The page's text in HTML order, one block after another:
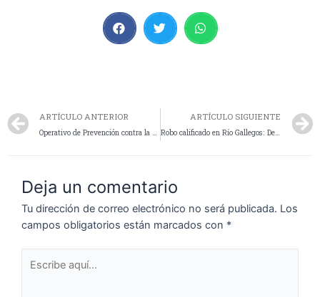
ARTÍCULO ANTERIOR
Operativo de Prevención contra la Trata de Personas en Panaderías de jurisdicción Comisarias Cuarta y Quinta
ARTÍCULO SIGUIENTE
Robo calificado en Río Gallegos: Detienen a un sospechoso
Deja un comentario
Tu dirección de correo electrónico no será publicada. Los
campos obligatorios están marcados con *